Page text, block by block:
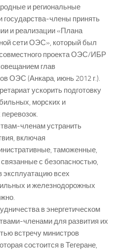
и региональные
члены принять
и реализации «Плана
сети ОЭС», который был
совместного проекта ОЭС/ИБР
глав
ОЭС (Анкара, июнь 2012 г.).
ускорить подготовку
морских и
членам устранить
включая
таможенные,
с безопасностью,
эксплуатацию всех
и железнодорожных
в энергетическом
членами для развития их
встречу министров
состоится в Тегеране,